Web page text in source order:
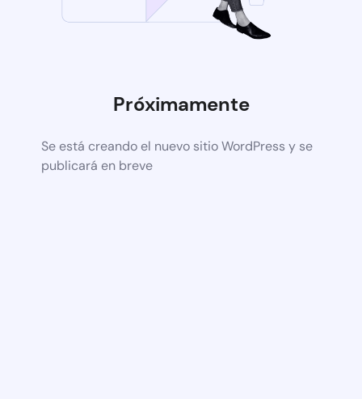
Próximamente
Se está creando el nuevo sitio WordPress y se
publicará en breve